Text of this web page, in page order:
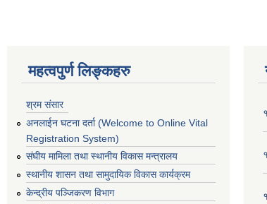
महत्वपुर्ण लिङ्कहरु
श्रम संसार
अनलाईन घटना दर्ता (Welcome to Online Vital
Registration System)
संघीय मामिला तथा स्थानीय विकास मन्त्रालय
स्थानीय शासन तथा सामुदायिक विकास कार्यक्रम
केन्द्रीय पञ्जिकरण विभाग